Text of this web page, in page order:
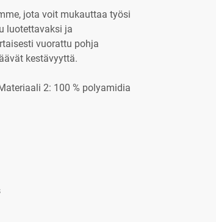
jota voit mukauttaa työsi
luotettavaksi ja
vuorattu pohja
kestävyyttä.
2: 100 % polyamidia